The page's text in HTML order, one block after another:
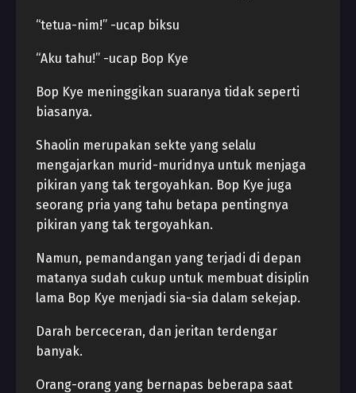
“tetua-nim!” -ucap biksu
“Aku tahu!” -ucap Bop Kye
Bop Kye meninggikan suaranya tidak seperti
biasanya.
Shaolin merupakan sekte yang selalu
mengajarkan murid-muridnya untuk menjaga
pikiran yang tak tergoyahkan. Bop Kye juga
seorang pria yang tahu betapa pentingnya
pikiran yang tak tergoyahkan.
Namun, pemandangan yang terjadi di depan
matanya sudah cukup untuk membuat disiplin
lama Bop Kye menjadi sia-sia dalam sekejap.
Darah berceceran, dan jeritan terdengar
banyak.
Orang-orang yang bernapas beberapa saat